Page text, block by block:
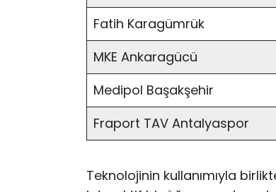
Fatih Karagümrük
MKE Ankaragücü
Medipol Başakşehir
Fraport TAV Antalyaspor
Teknolojinin kullanımıyla